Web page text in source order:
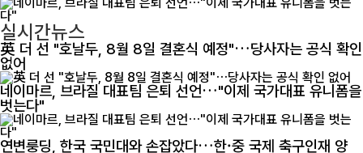
실시간뉴스
英 더 선 "호날두, 8월 8일 결혼식 예정"…당사자는 공식 확인
없어
네이마르, 브라질 대표팀 은퇴 선언…"이제 국가대표 유니폼을
벗는다"
연변룽딩, 한국 국민대와 손잡았다…한·중 국제 축구인재 양